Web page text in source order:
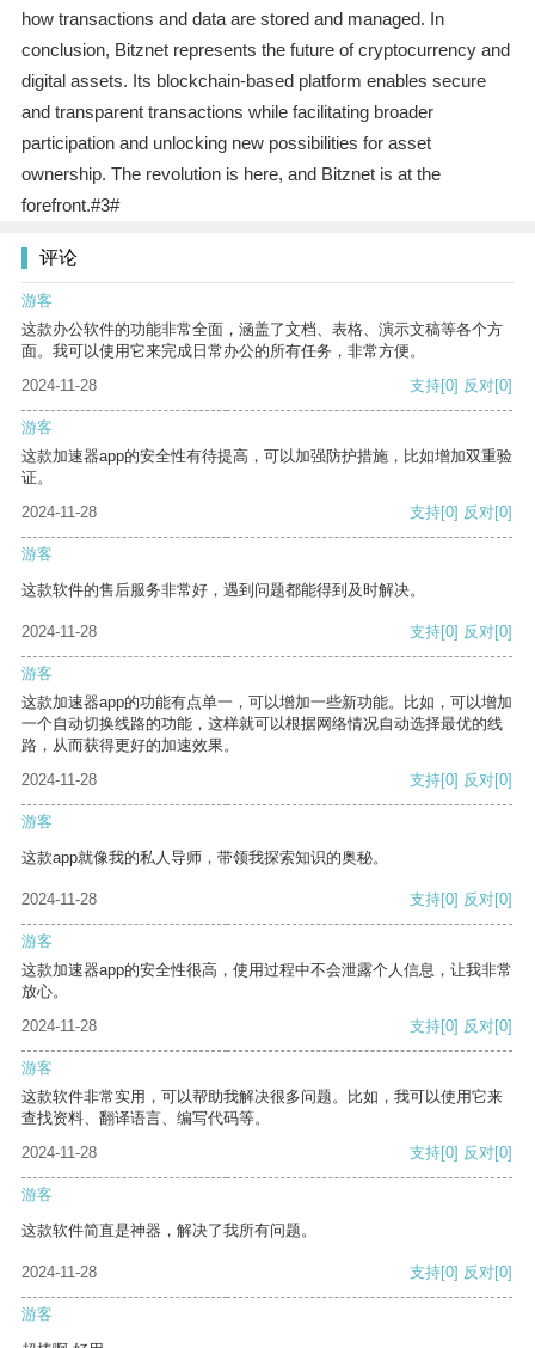
how transactions and data are stored and managed. In
conclusion, Bitznet represents the future of cryptocurrency and
digital assets. Its blockchain-based platform enables secure
and transparent transactions while facilitating broader
participation and unlocking new possibilities for asset
ownership. The revolution is here, and Bitznet is at the
forefront.#3#
评论
游客
这款办公软件的功能非常全面，涵盖了文档、表格、演示文稿等各个方
面。我可以使用它来完成日常办公的所有任务，非常方便。
2024-11-28
支持[0] 反对[0]
游客
这款加速器app的安全性有待提高，可以加强防护措施，比如增加双重验
证。
2024-11-28
支持[0] 反对[0]
游客
这款软件的售后服务非常好，遇到问题都能得到及时解决。
2024-11-28 支持[0] 反对[0]
游客
这款加速器app的功能有点单一，可以增加一些新功能。比如，可以增加
一个自动切换线路的功能，这样就可以根据网络情况自动选择最优的线
路，从而获得更好的加速效果。
2024-11-28
支持[0] 反对[0]
游客
这款app就像我的私人导师，带领我探索知识的奥秘。
2024-11-28 支持[0] 反对[0]
游客
这款加速器app的安全性很高，使用过程中不会泄露个人信息，让我非常
放心。
2024-11-28
支持[0] 反对[0]
游客
这款软件非常实用，可以帮助我解决很多问题。比如，我可以使用它来
查找资料、翻译语言、编写代码等。
2024-11-28
支持[0] 反对[0]
游客
这款软件简直是神器，解决了我所有问题。
2024-11-28 支持[0] 反对[0]
游客